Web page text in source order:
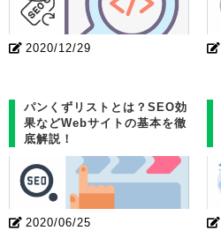
2020/12/29
パンくずリストとは？SEO効
果などWebサイトの基本を徹
底解説！
2020/06/25